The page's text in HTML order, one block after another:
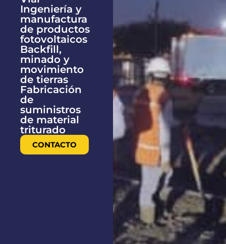
Ingeniería y
manufactura
de productos
fotovoltaicos
Backfill,
minado y
movimiento
de tierras
Fabricación
de
suministros
de material
triturado
CONTACTO